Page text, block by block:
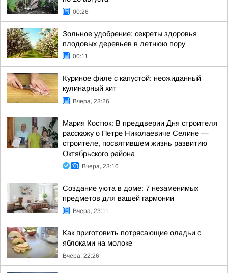
00:26
Зольное удобрение: секреты здоровья
плодовых деревьев в летнюю пору
00:11
Куриное филе с капустой: неожиданный
кулинарный хит
Вчера, 23:26
Мария Костюк: В преддверии Дня строителя
расскажу о Петре Николаевиче Селине —
строителе, посвятившем жизнь развитию
Октябрьского района
Вчера, 23:16
Создание уюта в доме: 7 незаменимых
предметов для вашей гармонии
Вчера, 23:11
Как приготовить потрясающие оладьи с
яблоками на молоке
Вчера, 22:26